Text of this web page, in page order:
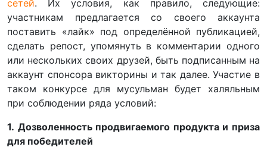
сетей. Их условия, как правило, следующие:
участникам предлагается со своего аккаунта
поставить «лайк» под определённой публикацией,
сделать репост, упомянуть в комментарии одного
или нескольких своих друзей, быть подписанным на
аккаунт спонсора викторины и так далее. Участие в
таком конкурсе для мусульман будет халяльным
при соблюдении ряда условий:
1. Дозволенность продвигаемого продукта и приза
для победителей